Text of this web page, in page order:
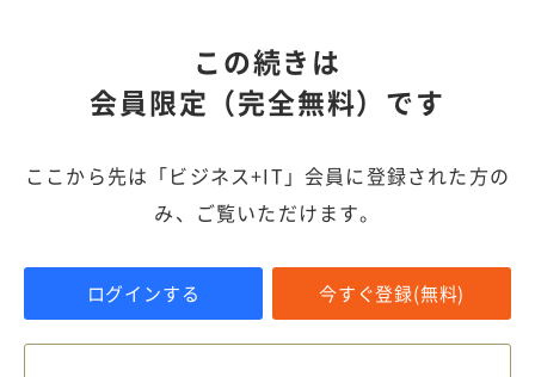
この続きは
会員限定（完全無料）です
ここから先は「ビジネス+IT」会員に登録された方の
み、ご覧いただけます。
ログインする 今すぐ登録(無料)